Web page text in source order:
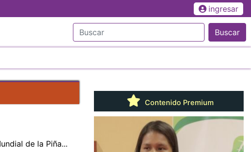
ingresar
Buscar
de la Piña...
Contenido Premium